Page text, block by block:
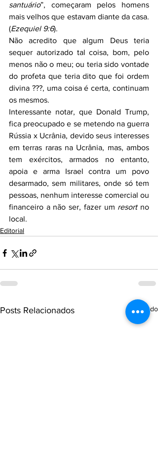
santuário”, começaram pelos homens
mais velhos que estavam diante da casa.
(Ezequiel 9:6).
Não acredito que algum Deus teria
sequer autorizado tal coisa, bom, pelo
menos não o meu; ou teria sido vontade
do profeta que teria dito que foi ordem
divina ???, uma coisa é certa, continuam
os mesmos.
Interessante notar, que Donald Trump,
fica preocupado e se metendo na guerra
Rússia x Ucrânia, devido seus interesses
em terras raras na Ucrânia, mas, ambos
tem exércitos, armados no entanto,
apoia e arma Israel contra um povo
desarmado, sem militares, onde só tem
pessoas, nenhum interesse comercial ou
financeiro a não ser, fazer um resort no
local.
Editorial
Posts Relacionados Ver tudo